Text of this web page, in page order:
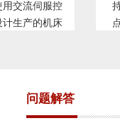
。他比传统电接
水压恒定，因此
问题解答